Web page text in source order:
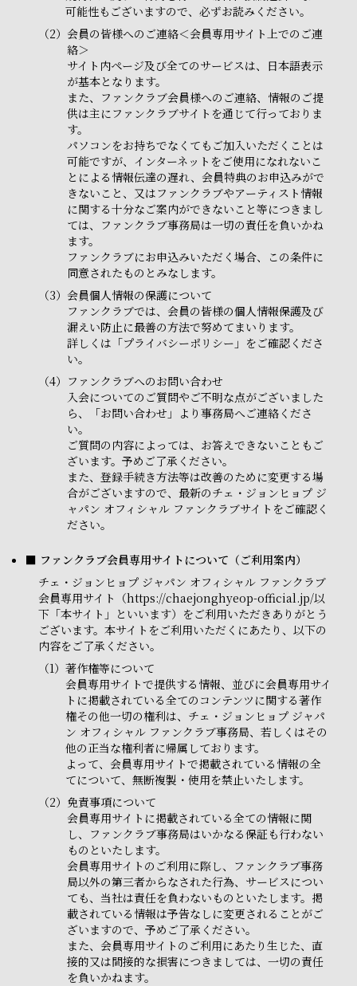
可能性もございますので、必ずお読みください。
（2） 会員の皆様へのご連絡＜会員専用サイト上でのご連
絡＞
サイト内ページ及び全てのサービスは、日本語表示
が基本となります。
また、ファンクラブ会員様へのご連絡、情報のご提
供は主にファンクラブサイトを通じて行っておりま
す。
パソコンをお持ちでなくてもご加入いただくことは
可能ですが、インターネットをご使用になれないこ
とによる情報伝達の遅れ、会員特典のお申込みがで
きないこと、又はファンクラブやアーティスト情報
に関する十分なご案内ができないこと等につきまし
ては、ファンクラブ事務局は一切の責任を負いかね
ます。
ファンクラブにお申込みいただく場合、この条件に
同意されたものとみなします。
（3） 会員個人情報の保護について
ファンクラブでは、会員の皆様の個人情報保護及び
漏えい防止に最善の方法で努めてまいります。
詳しくは「プライバシーポリシー」をご確認くださ
い。
（4） ファンクラブへのお問い合わせ
入会についてのご質問やご不明な点がございました
ら、「お問い合わせ」より事務局へご連絡くださ
い。
ご質問の内容によっては、お答えできないこともご
ざいます。予めご了承ください。
また、登録手続き方法等は改善のために変更する場
合がございますので、最新のチェ・ジョンヒョプ ジ
ャパン オフィシャル ファンクラブサイトをご確認く
ださい。
■ ファンクラブ会員専用サイトについて（ご利用案内）
チェ・ジョンヒョプ ジャパン オフィシャル ファンクラブ
会員専用サイト（https://chaejonghyeop-official.jp/以
下「本サイト」といいます）をご利用いただきありがとう
ございます。本サイトをご利用いただくにあたり、以下の
内容をご了承ください。
（1） 著作権等について
会員専用サイトで提供する情報、並びに会員専用サイ
トに掲載されている全てのコンテンツに関する著作
権その他一切の権利は、チェ・ジョンヒョプ ジャパ
ン オフィシャル ファンクラブ事務局、若しくはその
他の正当な権利者に帰属しております。
よって、会員専用サイトで掲載されている情報の全
てについて、無断複製・使用を禁止いたします。
（2） 免責事項について
会員専用サイトに掲載されている全ての情報に関
し、ファンクラブ事務局はいかなる保証も行わない
ものといたします。
会員専用サイトのご利用に際し、ファンクラブ事務
局以外の第三者からなされた行為、サービスについ
ても、当社は責任を負わないものといたします。掲
載されている情報は予告なしに変更されることがご
ざいますので、予めご了承ください。
また、会員専用サイトのご利用にあたり生じた、直
接的又は間接的な損害につきましては、一切の責任
を負いかねます。